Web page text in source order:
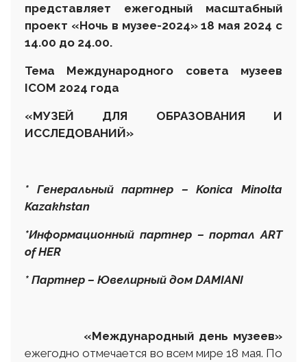
представляет ежегодный масштабный
проект «Ночь в музее-2024» 18 мая 2024 с
14.00 до 24.00.
Тема Международного совета музеев
ICOM 2024 года
«МУЗЕЙ ДЛЯ ОБРАЗОВАНИЯ И
ИССЛЕДОВАНИЙ»
* Генеральный партнер – Konica Minolta
Kazakhstan
*Информационный партнер – портал ART
of HER
* Партнер – Ювелирный дом DAMIANI
«Международный день музеев»
ежегодно отмечается во всем мире 18 мая. По